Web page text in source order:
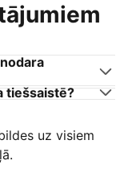
tiešsaistē?
uz visiem